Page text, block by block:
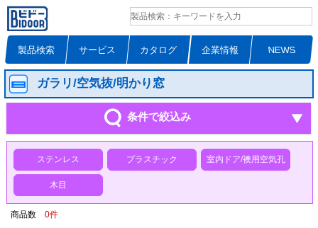
製品検索 サービス カタログ 企業情報 NEWS
ガラリ/空気抜/明かり窓
条件で絞込み
ステンレス プラスチック 室内ドア/襖用空気孔
木目
商品数 0件